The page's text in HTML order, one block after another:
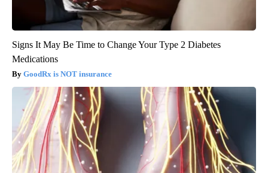
Signs It May Be Time to Change Your Type 2 Diabetes
Medications
GoodRx is NOT insurance